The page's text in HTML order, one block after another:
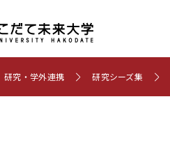
研究・学外連携 研究シーズ集